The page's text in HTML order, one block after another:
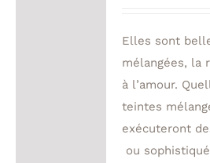
Elles sont
mélangées, la
à l’amour.
teintes
exécuteront
ou